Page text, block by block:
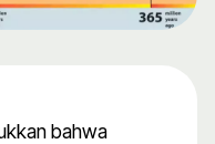
bahwa